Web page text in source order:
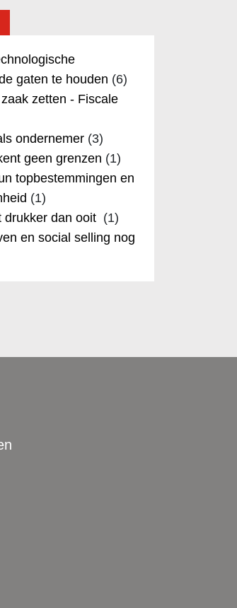
gaten te houden (6)
zetten - Fiscale
ondernemer(3)
geen grenzen (1)
topbestemmingen en
(1)
drukker dan ooit (1)
en social selling nog